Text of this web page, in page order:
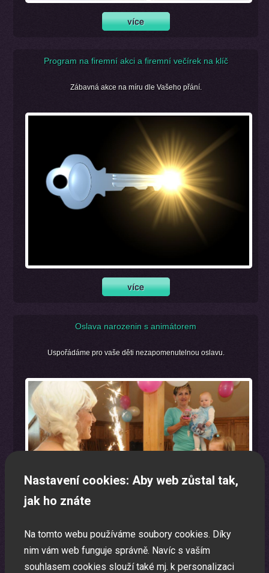
Program na firemní akci a firemní večírek na klíč
Zábavná akce na míru dle Vašeho přání.
Oslava narozenin s animátorem
Uspořádáme pro vaše děti nezapomenutelnou oslavu.
Nastavení cookies: Aby web zůstal tak,
jak ho znáte
Na tomto webu používáme soubory cookies. Díky
nim vám web funguje správně. Navíc s vaším
souhlasem cookies slouží také mj. k personalizaci